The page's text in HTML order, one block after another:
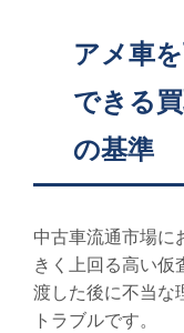
アメ車
できる
の基準
中古車流通市場に
きく上回る高い仮
渡した後に不当な
トラブルです。